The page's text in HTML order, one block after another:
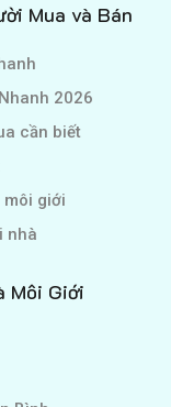
Mua và Bán
2026
cần biết
môi giới
nhà
Môi Giới